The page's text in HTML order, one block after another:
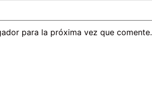
para la próxima vez que comente.